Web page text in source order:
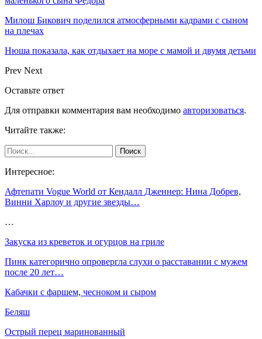
Милош Бикович поделился атмосферными кадрами с сыном
на плечах
Нюша показала, как отдыхает на море с мамой и двумя детьми
Prev Next
Оставьте ответ
Для отправки комментария вам необходимо авторизоваться.
Читайте также:
Интересное:
Афтепати Vogue World от Кендалл Дженнер: Нина Добрев,
Винни Харлоу и другие звезды…
…
Закуска из креветок и огурцов на гриле
Пинк категорично опровергла слухи о расставании с мужем
после 20 лет…
Кабачки с фаршем, чесноком и сыром
Беляш
Острый перец маринованный